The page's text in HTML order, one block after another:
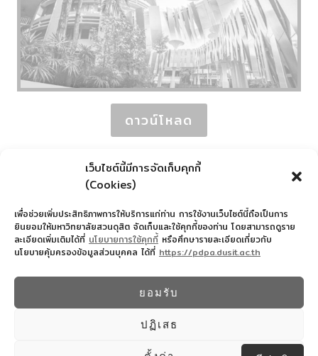
เว็บไซต์นี้มีการจัดเก็บคุกกี้
(Cookies)
เพื่อช่วยเพิ่มประสิทธิภาพการให้บริการแก่ท่าน การใช้งานเว็บไซต์นี้ถือเป็นการ
ยินยอมให้มหาวิทยาลัยสวนดุสิต จัดเก็บและใช้คุกกี้ของท่าน โดยสามารถดูราย
ละเอียดเพิ่มเติมได้ที่ นโยบายการใช้คุกกี้ หรือศึกษารายละเอียดเกี่ยวกับ
นโยบายคุ้มครองข้อมูลส่วนบุคคล ได้ที่ https://pdpa.dusit.ac.th
ยอมรับ
ปฏิเสธ
ดาวน์โหลด
022445587
© 2026 โรงเรียนสาธิตละอออุทิศ - WordPress
Theme byKadence WP
Design By COMSCI67 SDU